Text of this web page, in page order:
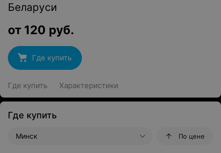
Беларуси
от 120 руб.
Где купить
Где купить Характеристики
Где купить
Минск По цене